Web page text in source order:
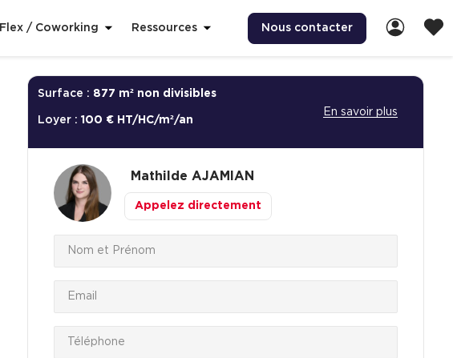
Flex / Coworking Ressources Nous contacter
Surface : 877 m² non divisibles
Loyer : 100 € HT/HC/m²/an
En savoir plus
Mathilde AJAMIAN
Appelez directement